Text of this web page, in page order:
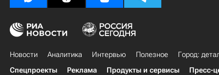
Новости Аналитика Интервью Полезное
Город:
Спецпроекты
Реклама Продукты и сервисы Пресс-